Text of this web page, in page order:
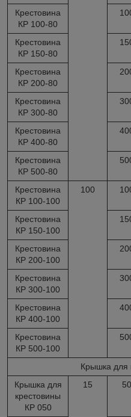
Крестовина
КР 100-80
Крестовина
КР 150-80
Крестовина
КР 200-80
Крестовина
КР 300-80
Крестовина
КР 400-80
Крестовина
КР 500-80
Крестовина
КР 100-100
100
Крестовина
КР 150-100
Крестовина
КР 200-100
Крестовина
КР 300-100
Крестовина
КР 400-100
Крестовина
КР 500-100
Крышка для
Крышка для
крестовины
КР 050
15 50